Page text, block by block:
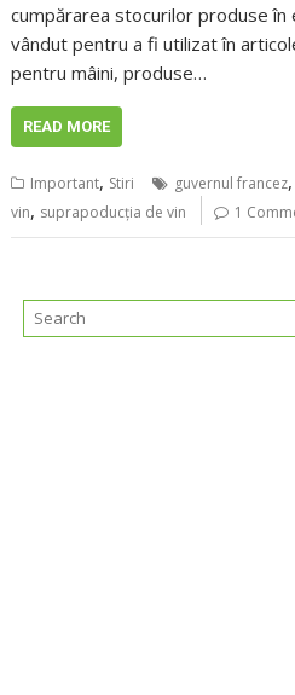
cumpărarea stocurilor produse
vândut pentru a fi utilizat în
pentru mâini, produse…
READ MORE
Important, Stiri guvernul francez,
vin, suprapoducția de vin 1